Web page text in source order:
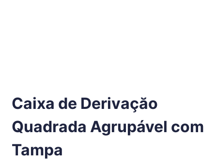
Caixa de Derivaçăo
Quadrada Agrupável com
Tampa